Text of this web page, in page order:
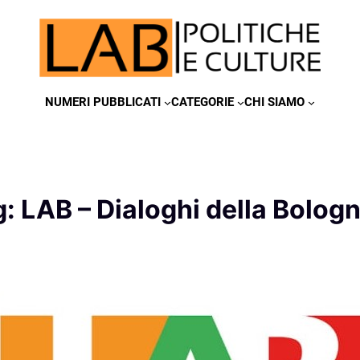
NUMERI PUBBLICATI CATEGORIE CHI SIAMO
LAB – Dialoghi della